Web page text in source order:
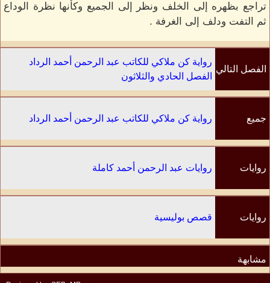
تراجع بظهره إلى الخلف ونظر إلى الجميع وكأنها نظرة الوداع
ثم التفت ودلف إلى الغرفة .
الفصل التالي
رواية كن ملاكي للكاتب عبد الرحمن أحمد الرداد
الفصل الحادي والثلاثون
جميع رواية كن ملاكي للكاتب عبد الرحمن أحمد الرداد
روايات روايات عبد الرحمن أحمد كاملة
روايات
مشابهة
قصص بوليسية